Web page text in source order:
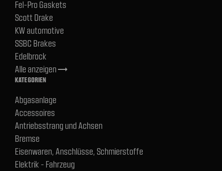
Fel-Pro Gaskets
Scott Drake
KW automotive
SSBC Brakes
Edelbrock
Alle anzeigentrending_flat
KATEGORIEN
Abgasanlage
Accessoires
Antriebsstrang und Achsen
Bremse
Eisenwaren, Anschlüsse, Schmierstoffe
Elektrik - Fahrzeug